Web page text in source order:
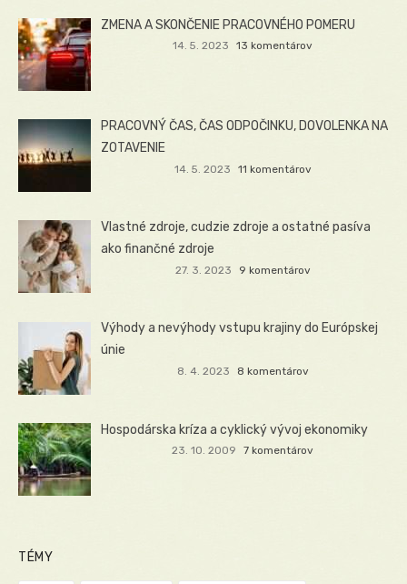
ZMENA A SKONČENIE PRACOVNÉHO POMERU
14. 5. 2023 13 komentárov
PRACOVNÝ ČAS, ČAS ODPOČINKU, DOVOLENKA NA
ZOTAVENIE
14. 5. 2023 11 komentárov
Vlastné zdroje, cudzie zdroje a ostatné pasíva
ako finančné zdroje
27. 3. 2023 9 komentárov
Výhody a nevýhody vstupu krajiny do Európskej
únie
8. 4. 2023 8 komentárov
Hospodárska kríza a cyklický vývoj ekonomiky
23. 10. 2009 7 komentárov
TÉMY